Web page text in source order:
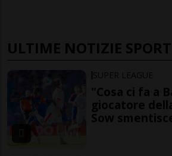
ULTIME NOTIZIE SPORT
SUPER LEAGUE
"Cosa ci fa a
giocatore
Sow